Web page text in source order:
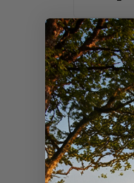
Description